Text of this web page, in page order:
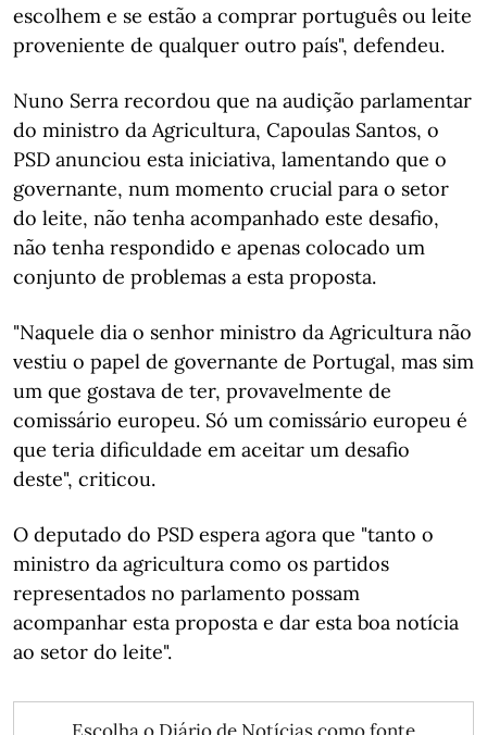
escolhem e se estão a comprar português ou leite
proveniente de qualquer outro país", defendeu.
Nuno Serra recordou que na audição parlamentar
do ministro da Agricultura, Capoulas Santos, o
PSD anunciou esta iniciativa, lamentando que o
governante, num momento crucial para o setor
do leite, não tenha acompanhado este desafio,
não tenha respondido e apenas colocado um
conjunto de problemas a esta proposta.
"Naquele dia o senhor ministro da Agricultura não
vestiu o papel de governante de Portugal, mas sim
um que gostava de ter, provavelmente de
comissário europeu. Só um comissário europeu é
que teria dificuldade em aceitar um desafio
deste", criticou.
O deputado do PSD espera agora que "tanto o
ministro da agricultura como os partidos
representados no parlamento possam
acompanhar esta proposta e dar esta boa notícia
ao setor do leite".